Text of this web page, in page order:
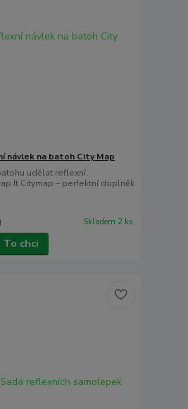
návlek na batoh City Map
udělat reflexní.
It Citymap – perfektní doplněk
Skladem 2 ks
To chci